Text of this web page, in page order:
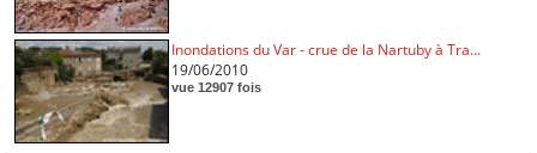
Inondations du Var - crue de la Nartuby à Tra...
19/06/2010
vue 12907 fois